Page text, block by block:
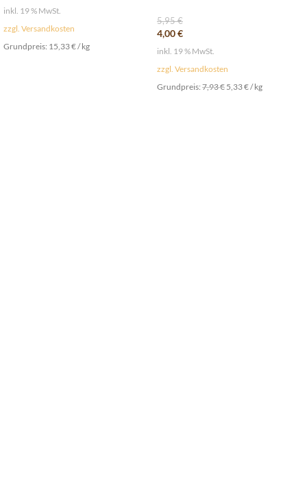
inkl. 19 % MwSt.
zzgl. Versandkosten
Grundpreis: 15,33€/kg
5,95€
4,00€
inkl. 19 % MwSt.
zzgl. Versandkosten
Grundpreis: 7,93€ 5,33€/kg